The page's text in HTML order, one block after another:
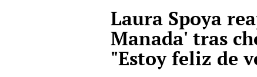
Laura Spoya
Manada' tras
"Estoy feliz de